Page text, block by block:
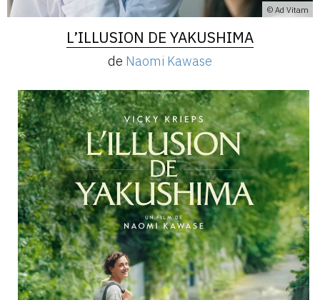
© Ad Vitam
L’ILLUSION DE YAKUSHIMA
de Naomi Kawase